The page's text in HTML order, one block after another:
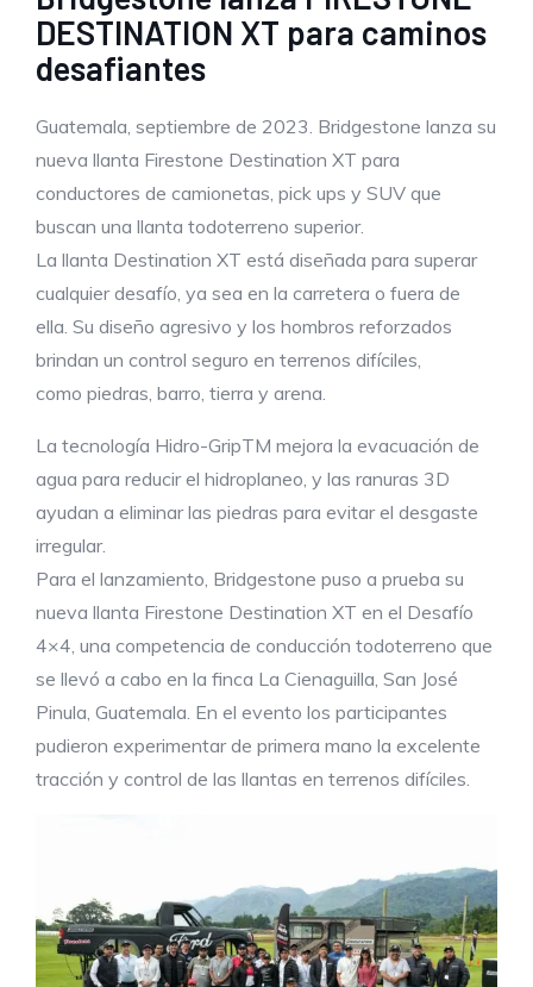
DESTINATION XT para caminos
desafiantes
Guatemala, septiembre de 2023. Bridgestone lanza su
nueva llanta Firestone Destination XT para
conductores de camionetas, pick ups y SUV que
buscan una llanta todoterreno superior.
La llanta Destination XT está diseñada para superar
cualquier desafío, ya sea en la carretera o fuera de
ella. Su diseño agresivo y los hombros reforzados
brindan un control seguro en terrenos difíciles,
como piedras, barro, tierra y arena.
La tecnología Hidro-GripTM mejora la evacuación de
agua para reducir el hidroplaneo, y las ranuras 3D
ayudan a eliminar las piedras para evitar el desgaste
irregular.
Para el lanzamiento, Bridgestone puso a prueba su
nueva llanta Firestone Destination XT en el Desafío
4×4, una competencia de conducción todoterreno que
se llevó a cabo en la finca La Cienaguilla, San José
Pinula, Guatemala. En el evento los participantes
pudieron experimentar de primera mano la excelente
tracción y control de las llantas en terrenos difíciles.